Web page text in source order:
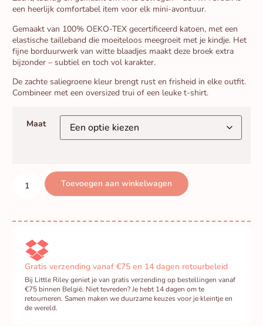
een heerlijk comfortabel item voor elk mini-avontuur.
Gemaakt van 100% OEKO-TEX gecertificeerd katoen, met een
elastische tailleband die moeiteloos meegroeit met je kindje. Het
fijne borduurwerk van witte blaadjes maakt deze broek extra
bijzonder – subtiel en toch vol karakter.
De zachte saliegroene kleur brengt rust en frisheid in elke outfit.
Combineer met een oversized trui of een leuke t-shirt.
Maat
Toevoegen aan winkelwagen
Gratis verzending vanaf €75 en 14 dagen retourbeleid
Bij Little Riley geniet je van gratis verzending op bestellingen vanaf
€75 binnen België. Niet tevreden? Je hebt 14 dagen om te
retourneren. Samen maken we duurzame keuzes voor je kleintje en
de wereld.